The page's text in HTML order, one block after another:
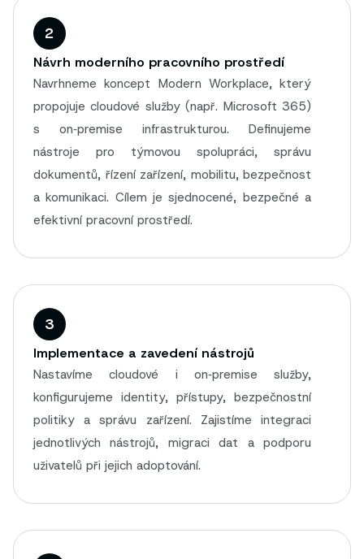
2
Návrh moderního pracovního prostředí
Navrhneme koncept Modern Workplace, který
propojuje cloudové služby (např. Microsoft 365)
s on‑premise infrastrukturou. Definujeme
nástroje pro týmovou spolupráci, správu
dokumentů, řízení zařízení, mobilitu, bezpečnost
a komunikaci. Cílem je sjednocené, bezpečné a
efektivní pracovní prostředí.
3
Implementace a zavedení nástrojů
Nastavíme cloudové i on‑premise služby,
konfigurujeme identity, přístupy, bezpečnostní
politiky a správu zařízení. Zajistíme integraci
jednotlivých nástrojů, migraci dat a podporu
uživatelů při jejich adoptování.